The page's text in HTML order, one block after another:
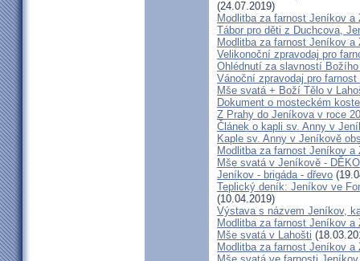
(24.07.2019)
Modlitba za farnost Jeníkov a
Tábor pro děti z Duchcova,
Modlitba za farnost Jeníkov a
Velikonoční zpravodaj pro
Ohlédnutí za slavností
Vánoční zpravodaj pro
Mše svatá + Boží Tělo v
Dokument o mosteckém
Z Prahy do Jeníkova v roce
Článek o kapli sv. Anny v
Kaple sv. Anny v Jeníkově
Modlitba za farnost Jeníkov a
Mše svatá v Jeníkově -
Jeníkov - brigáda - dřevo
Teplický deník: Jeníkov ve
(10.04.2019)
Výstava s názvem Jeníkov,
Modlitba za farnost Jeníkov a
Mše svatá v Lahošti
Modlitba za farnost Jeníkov a